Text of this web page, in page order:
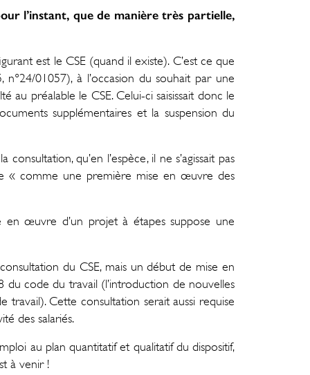
l’instant, que de manière très partielle,
est le CSE (quand il existe). C’est ce que
01057), à l’occasion du souhait par une
au préalable le CSE. Celui-ci saisissait donc le
supplémentaires et la suspension du
qu’en l’espèce, il ne s’agissait pas
« comme une première mise en œuvre des
œuvre d’un projet à étapes suppose une
du CSE, mais un début de mise en
du code du travail (l’introduction de nouvelles
Cette consultation serait aussi requise
des salariés.
au plan quantitatif et qualitatif du dispositif,
à venir !